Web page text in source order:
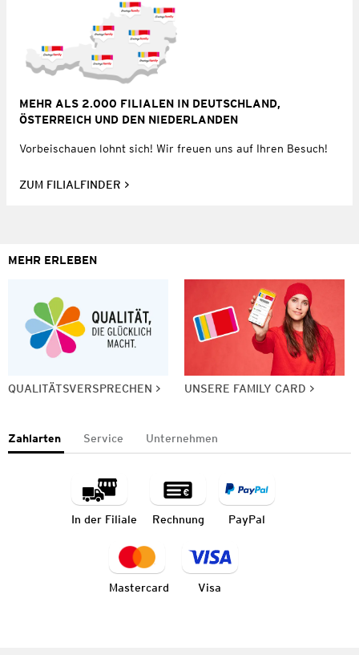
MEHR ALS 2.000 FILIALEN IN DEUTSCHLAND,
ÖSTERREICH UND DEN NIEDERLANDEN
Vorbeischauen lohnt sich! Wir freuen uns auf Ihren Besuch!
ZUM FILIALFINDER
MEHR ERLEBEN
QUALITÄTSVERSPRECHEN UNSERE FAMILY CARD
Zahlarten Service Unternehmen
In der Filiale Rechnung PayPal
Mastercard Visa